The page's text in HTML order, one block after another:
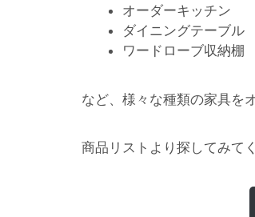
オーダーキッチン
ダイニングテーブル
ワードローブ収納棚
など、様々な種類の家具を
商品リストより探してみて